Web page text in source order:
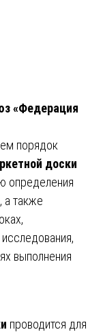
«Федерация
порядок
доски
определения
а также
выполнения
проводится для